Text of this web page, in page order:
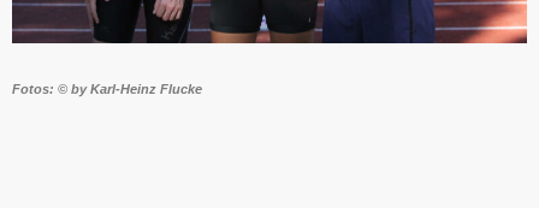
Fotos: © by Karl-Heinz Flucke